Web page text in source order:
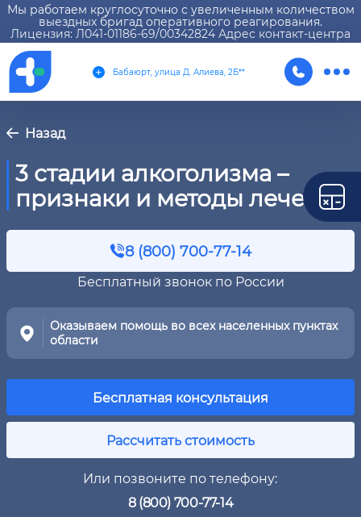
Мы работаем круглосуточно с увеличенным количеством
выездных бригад оперативного реагирования.
Лицензия: Л041-01186-69/00342824 Адрес контакт-центра
Бабаюрт, улица Д. Алиева, 2Б**
Назад
3 стадии алкоголизма –
признаки и методы лечения
8 (800) 700-77-14
Бесплатный звонок по России
Оказываем помощь во всех населенных пунктах
области
Бесплатная консультация
Рассчитать стоимость
Или позвоните по телефону:
8 (800) 700-77-14